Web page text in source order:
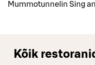
Mummotunnelin Sing
Kõik